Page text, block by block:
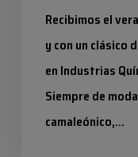
Recibimos el
y con un clásico
en Industrias
Siempre de
camaleónico,…